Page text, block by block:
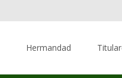
Hermandad